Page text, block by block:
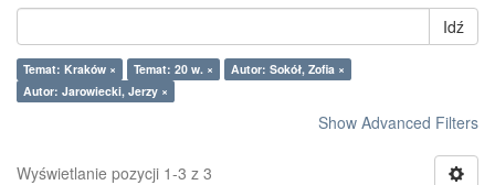
Idź
Temat: Kraków × Temat: 20 w. ×
Autor: Sokół, Zofia ×
Autor: Jarowiecki, Jerzy ×
Show Advanced Filters
Wyświetlanie pozycji 1-3 z 3